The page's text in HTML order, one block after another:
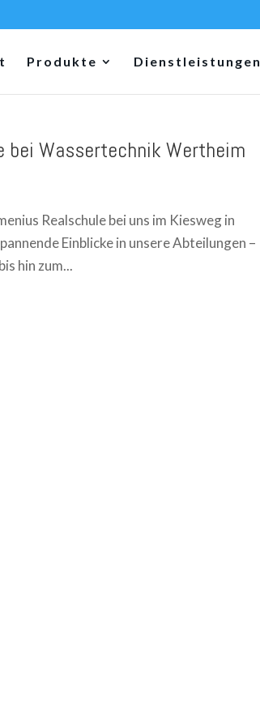
Produkte Dienstleistungen
bei Wassertechnik Wertheim
Realschule bei uns im Kiesweg in
Einblicke in unsere Abteilungen –
hin zum...